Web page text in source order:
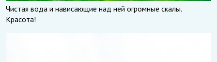
Чистая вода и нависающие над ней огромные скалы.
Красота!